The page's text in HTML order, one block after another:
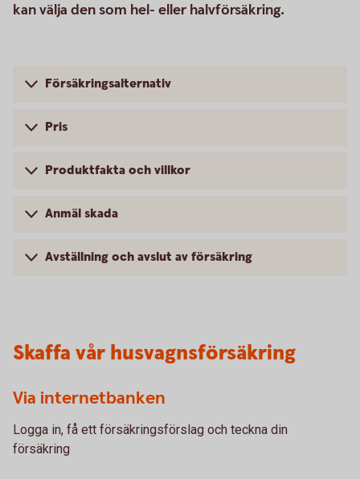
kan välja den som hel- eller halvförsäkring.
Försäkringsalternativ
Pris
Produktfakta och villkor
Anmäl skada
Avställning och avslut av försäkring
Skaffa vår husvagnsförsäkring
Via internetbanken
Logga in, få ett försäkringsförslag och teckna din
försäkring